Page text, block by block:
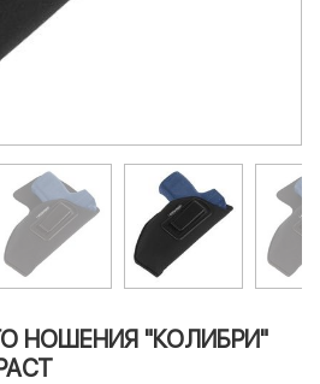
НОШЕНИЯ "КОЛИБРИ"